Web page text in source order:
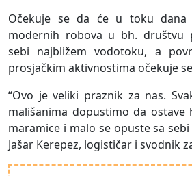
Očekuje se da će u toku dana
modernih robova u bh. društvu
sebi najbližem vodotoku, a
prosjačkim aktivnostima očekuje
“Ovo je veliki praznik za nas.
mališanima dopustimo da
maramice i malo se opuste sa
Jašar Kerepez, logističar i svodnik